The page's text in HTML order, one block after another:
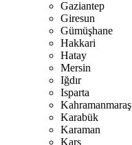
Gaziantep
Giresun
Gümüşhane
Hakkari
Hatay
Mersin
Iğdır
Isparta
Kahramanmaraş
Karabük
Karaman
Kars